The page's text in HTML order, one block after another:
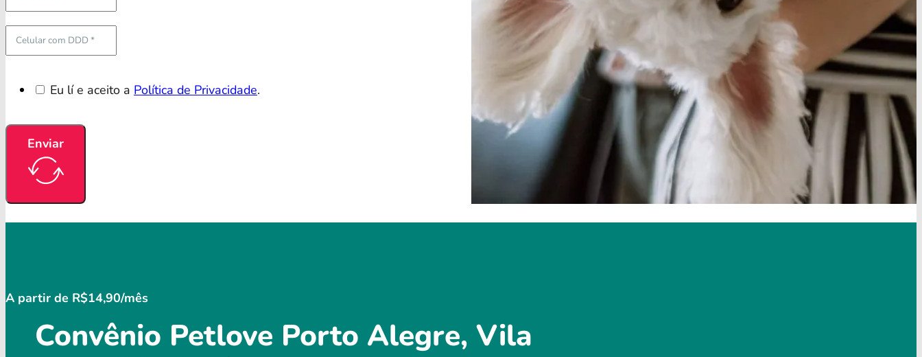
Eu lí e aceito a Política de Privacidade.
Enviar
A partir de R$14,90/mês
Convênio Petlove Porto Alegre, Vila